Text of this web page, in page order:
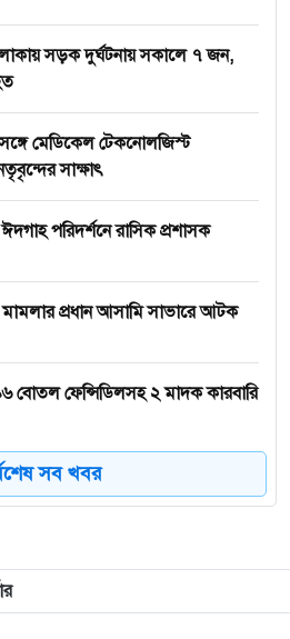
সড়ক দুর্ঘট্নায় সকালে ৭ জন,
মেডিকেল টেকনোলজিস্ট
সাক্ষাৎ
পরিদর্শনে রাসিক প্রশাসক
প্রধান আসামি সাভারে আটক
বোতল ফেন্সিডিলসহ ২ মাদক কারবারি
অসহায় রোগীর পাশে পুঠিয়ার
বিশেষ টিমের অভিযানে মাদক
সব খবর